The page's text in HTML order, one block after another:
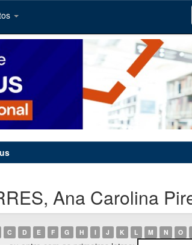
Ana Carolina
C D E F G H I J K L M N O